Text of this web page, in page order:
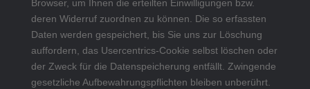
Browser, um Ihnen die erteilten Einwilligungen bzw.
deren Widerruf zuordnen zu können. Die so erfassten
Daten werden gespeichert, bis Sie uns zur Löschung
auffordern, das Usercentrics-Cookie selbst löschen oder
der Zweck für die Datenspeicherung entfällt. Zwingende
gesetzliche Aufbewahrungspflichten bleiben unberührt.